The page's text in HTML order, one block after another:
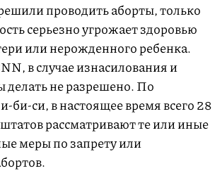
проводить аборты, только
серьезно угрожает здоровью
или нерожденного ребенка.
в случае изнасилования и
делать не разрешено. По
си, в настоящее время всего 28
рассматривают те или иные
меры по запрету или